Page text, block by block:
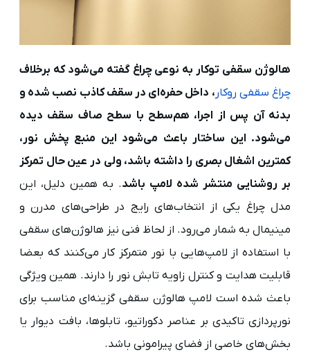
هالوژن سقفی توکار به نوعی چراغ گفته می‌شود که برخلاف
چراغ سقفی روکار ، داخل حفره‌ای در سقف کاذب نصب شده و
بدنه آن پس از اجرا، هم‌سطح با سطح صاف سقف دیده
می‌شود. این ساختار باعث می‌شود این منبع پخش نور،
کمترین اشغال بصری را داشته باشد، ولی در عین حال تمرکز
بر روشنایی منتشر شده لامپ باشد. به همین دلیل، این
مدل چراغ یکی از انتخاب‌های رایج در طراحی‌های مدرن و
مینیمال به شمار می‌رود. از لحاظ فنی نیز هالوژن‌های سقفی
با استفاده از لامپ‌هایی با نور متمرکز کار می‌کنند که بعضا
قابلیت هدایت و کنترل زاویه تابش نور را دارند. همین ویژگی
باعث شده است لامپ هالوژن سقفی گزینه‌ای مناسب برای
نورپردازی تاکیدی بر عناصر دکوراتیو، تابلوها، بافت دیوار یا
بخش‌های خاصی از فضای پیرامونی باشد.